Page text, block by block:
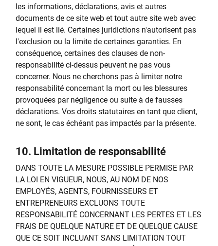
les informations, déclarations, avis et autres
documents de ce site web et tout autre site web avec
lequel il est lié. Certaines juridictions n'autorisent pas
l'exclusion ou la limite de certaines garanties. En
conséquence, certaines des clauses de non-
responsabilité ci-dessus peuvent ne pas vous
concerner. Nous ne cherchons pas à limiter notre
responsabilité concernant la mort ou les blessures
provoquées par négligence ou suite à de fausses
déclarations. Vos droits statutaires en tant que client,
ne sont, le cas échéant pas impactés par la présente.
10. Limitation de responsabilité
DANS TOUTE LA MESURE POSSIBLE PERMISE PAR
LA LOI EN VIGUEUR, NOUS, AU NOM DE NOS
EMPLOYÉS, AGENTS, FOURNISSEURS ET
ENTREPRENEURS EXCLUONS TOUTE
RESPONSABILITÉ CONCERNANT LES PERTES ET LES
FRAIS DE QUELQUE NATURE ET DE QUELQUE CAUSE
QUE CE SOIT INCLUANT SANS LIMITATION TOUT